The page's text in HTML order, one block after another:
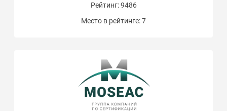
Рейтинг: 9486
Место в рейтинге: 7